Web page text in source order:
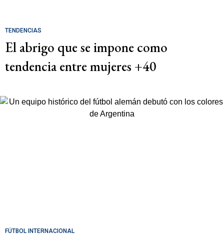
TENDENCIAS
El abrigo que se impone como
tendencia entre mujeres +40
FÚTBOL INTERNACIONAL